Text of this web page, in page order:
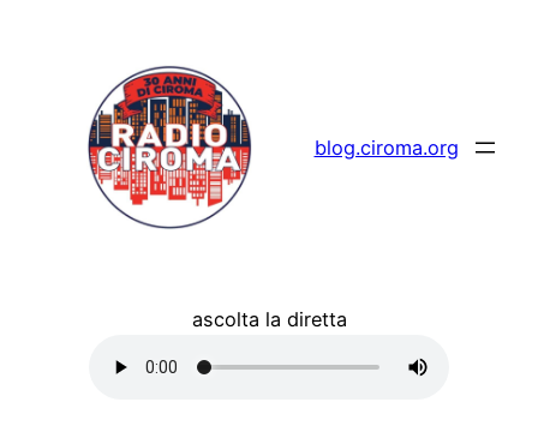
blog.ciroma.org
ascolta la diretta